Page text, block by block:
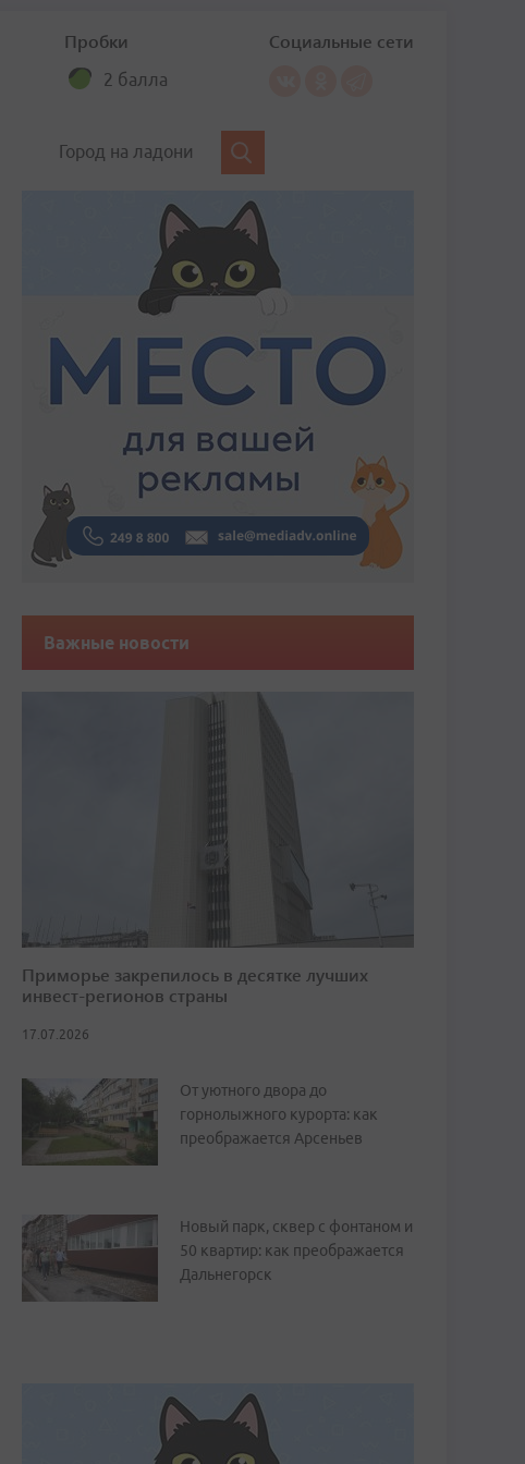
Пробки
2 балла
Социальные сети
Город на ладони
Важные новости
Приморье закрепилось в десятке лучших
инвест-регионов страны
17.07.2026
От уютного двора до
горнолыжного курорта: как
преображается Арсеньев
Новый парк, сквер с фонтаном и
50 квартир: как преображается
Дальнегорск